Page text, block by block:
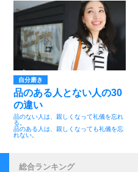
自分磨き
品のある人とない人の30
の違い
品のない人は、親しくなって礼儀を忘れ
る。
品のある人は、親しくなっても礼儀を忘
れない。
総合ランキング